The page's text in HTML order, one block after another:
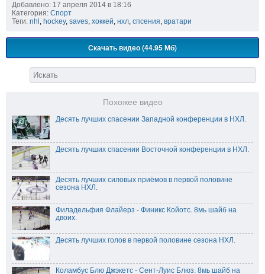
Добавлено: 17 апреля 2014 в 18:16
Категория: Спорт
Теги: nhl , hockey, saves, хоккей, нхл, спсения, вратари
Скачать видео (44.95 Мб)
Похожее видео
Десять лучших спасении Западной конференции в НХЛ.
Десять лучших спасении Восточной конференции в НХЛ.
Десять лучших силовых приёмов в первой половине
сезона НХЛ.
Филадельфия Флайерз - Финикс Койотс. 8мь шайб на
двоих.
Десять лучших голов в первой половине сезона НХЛ.
Коламбус Блю Джэкетс - Сент-Луис Блюз. 8мь шайб на